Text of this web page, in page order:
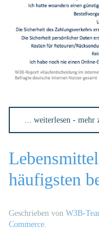
... weiterlesen - mehr
häufigsten
Geschrieben von W3B-
Commerce.